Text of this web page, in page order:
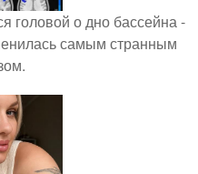
головой о дно бассейна -
самым странным